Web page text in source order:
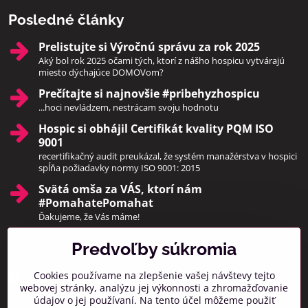
Posledné články
Prelistujte si Výročnú správu za rok 2025
Aký bol rok 2025 očami tých, ktorí z nášho hospicu vytvárajú
miesto dýchajúce DOMOVom?
Prečítajte si najnovšie #pribehyzhospicu
...hoci nevládzem, nestrácam svoju hodnotu
Hospic si obhájil Certifikát kvality PQM ISO
9001
recertifikačný audit preukázal, že systém manažérstva v hospici
spĺňa požiadavky normy ISO 9001: 2015
Svätá omša za VÁS, ktorí nám
#PomahatePomahat
Ďakujeme, že Vás máme!
Pridajte sa k nám
Facebook Instagram
Predvoľby súkromia
Cookies používame na zlepšenie vašej návštevy tejto
webovej stránky, analýzu jej výkonnosti a zhromažďovanie
údajov o jej používaní. Na tento účel môžeme použiť